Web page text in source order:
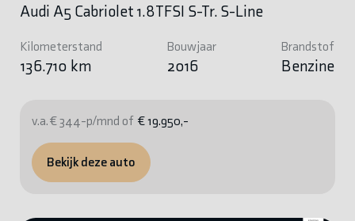
Audi A5 Cabriolet 1.8TFSI S-Tr. S-Line
Kilometerstand
136.710 km
Bouwjaar
2016
Brandstof
Benzine
v.a. € 344-p/mnd of € 19.950,-
Bekijk deze auto